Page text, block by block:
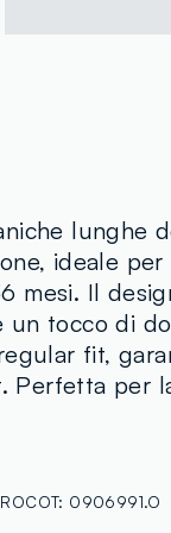
lunghe
ideale
mesi. Il
tocco di
fit,
Perfetta per
0906991.O